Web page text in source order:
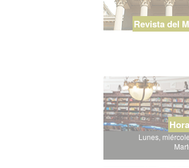
Revista del
Lunes,